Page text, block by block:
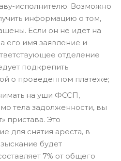
исполнителю. Возможно
информацию о том,
Если он не идет на
его имя заявление и
отделение
подкрепить
о проведенном платеже;
на уши ФССП,
тела задолженности, вы
пристава. Это
для снятия ареста, в
будет
7% от общего